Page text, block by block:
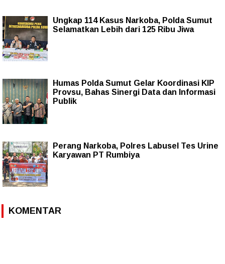
Ungkap 114 Kasus Narkoba, Polda Sumut
Selamatkan Lebih dari 125 Ribu Jiwa
Humas Polda Sumut Gelar Koordinasi KIP
Provsu, Bahas Sinergi Data dan Informasi
Publik
Perang Narkoba, Polres Labusel Tes Urine
Karyawan PT Rumbiya
KOMENTAR